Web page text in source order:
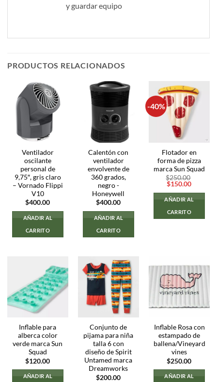
y guardar equipo
PRODUCTOS RELACIONADOS
Ventilador
oscilante
personal de
9,75″, gris claro
– Vornado Flippi
V10
$400.00
AÑADIR AL
CARRITO
Calentón con
ventilador
envolvente de
360 ​​grados,
negro -
Honeywell
$400.00
AÑADIR AL
CARRITO
-40%
Flotador en
forma de pizza
marca Sun Squad
$250.00
El
original
era:
$250.00.
$150.00El
actual
es:
AÑADIR AL
CARRITO
Inflable para
alberca color
verde marca Sun
Squad
$120.00
AÑADIR AL
Conjunto de
pijama para niña
talla 6 con
diseño de Spirit
Untamed marca
Dreamworks
$200.00
Inflable Rosa con
estampado de
ballena/Vineyard
vines
$250.00
AÑADIR AL